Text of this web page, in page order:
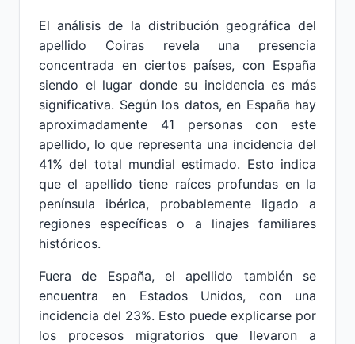
El análisis de la distribución geográfica del
apellido Coiras revela una presencia
concentrada en ciertos países, con España
siendo el lugar donde su incidencia es más
significativa. Según los datos, en España hay
aproximadamente 41 personas con este
apellido, lo que representa una incidencia del
41% del total mundial estimado. Esto indica
que el apellido tiene raíces profundas en la
península ibérica, probablemente ligado a
regiones específicas o a linajes familiares
históricos.
Fuera de España, el apellido también se
encuentra en Estados Unidos, con una
incidencia del 23%. Esto puede explicarse por
los procesos migratorios que llevaron a